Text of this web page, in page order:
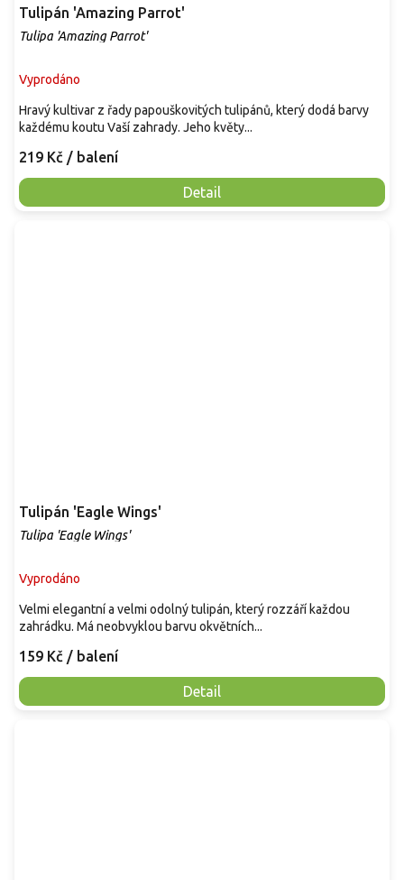
Tulipán 'Amazing Parrot'
Tulipa 'Amazing Parrot'
Vyprodáno
219 Kč / balení
Detail
Hravý kultivar z řady papouškovitých tulipánů, který dodá barvy
každému koutu Vaší zahrady. Jeho květy...
Tulipán 'Eagle Wings'
Tulipa 'Eagle Wings'
Vyprodáno
159 Kč / balení
Detail
Velmi elegantní a velmi odolný tulipán, který rozzáří každou
zahrádku. Má neobvyklou barvu okvětních...